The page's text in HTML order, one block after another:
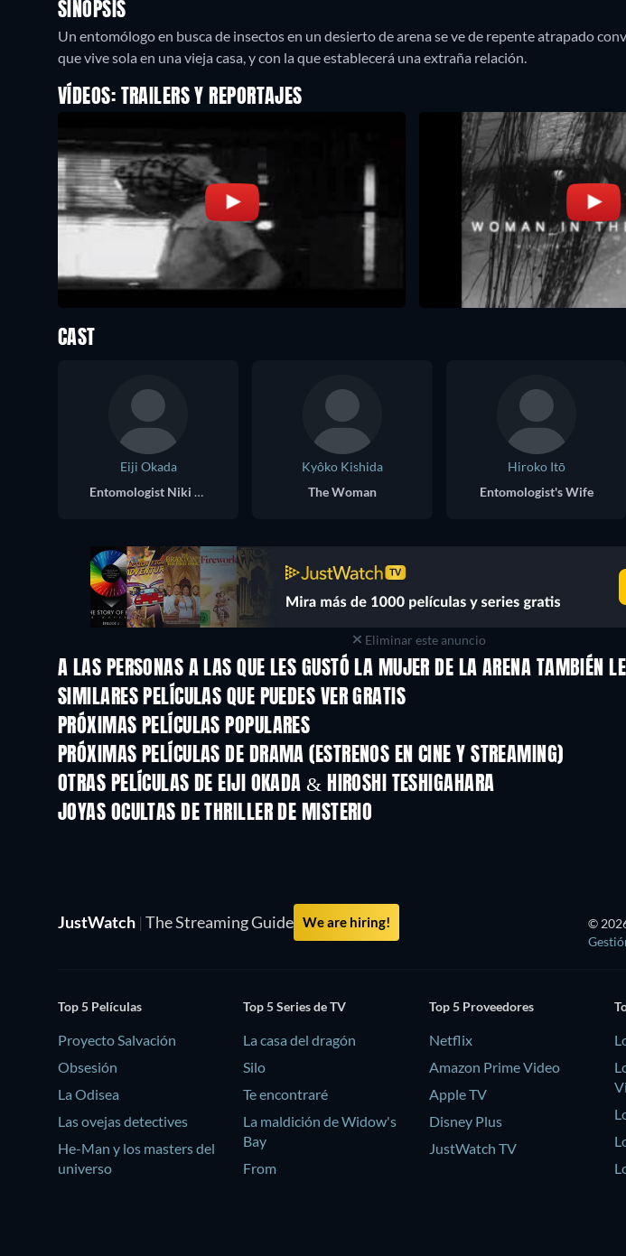
SINOPSIS
Un entomólogo en busca de insectos en un desierto de arena se ve de repente atrapado
que vive sola en una vieja casa, y con la que establecerá una extraña relación.
VÍDEOS: TRAILERS Y REPORTAJES
CAST
Eiji Okada
Entomologist Niki Jumpei
Kyôko Kishida
The Woman
Hiroko Itō
Entomologist's Wife
Eliminar este anuncio
A LAS PERSONAS A LAS QUE LES GUSTÓ LA MUJER DE LA ARENA TAMBIÉN
SIMILARES PELÍCULAS QUE PUEDES VER GRATIS
PRÓXIMAS PELÍCULAS POPULARES
PRÓXIMAS PELÍCULAS DE DRAMA (ESTRENOS EN CINE Y STREAMING)
OTRAS PELÍCULAS DE EIJI OKADA & HIROSHI TESHIGAHARA
JOYAS OCULTAS DE THRILLER DE MISTERIO
JustWatch | The Streaming Guide We are hiring! ©
Top 5 Películas
Proyecto Salvación
Obsesión
La Odisea
Las ovejas detectives
He-Man y los masters del
universo
Top 5 Series de TV
La casa del dragón
Silo
Te encontraré
La maldición de Widow's
Bay
From
Top 5 Proveedores
Netflix
Amazon Prime Video
Apple TV
Disney Plus
JustWatch TV